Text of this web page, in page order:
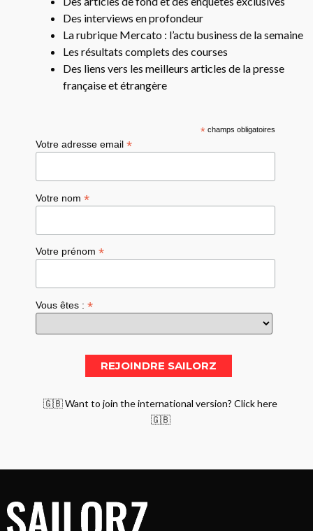
Des interviews en profondeur
La rubrique Mercato : l’actu business de la semaine
Les résultats complets des courses
Des liens vers les meilleurs articles de la presse
française et étrangère
*champs obligatoires
Votre adresse email*
Votre nom*
Votre prénom*
Vous êtes :*
🇬🇧 Want to join the international version? Click here
🇬🇧